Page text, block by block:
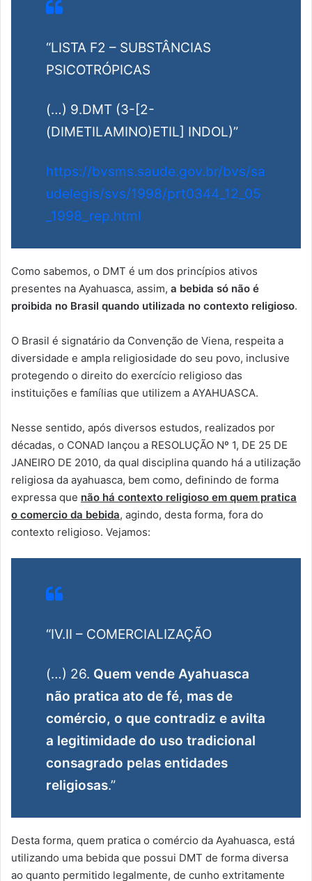
“LISTA F2 – SUBSTÂNCIAS
PSICOTRÓPICAS
(…) 9.DMT (3-[2-
(DIMETILAMINO)ETIL] INDOL)”
https://bvsms.saude.gov.br/bvs/sa
udelegis/svs/1998/prt0344_12_05
_1998_rep.html
Como sabemos, o DMT é um dos princípios ativos
presentes na Ayahuasca, assim, a bebida só não é
proibida no Brasil quando utilizada no contexto religioso.
O Brasil é signatário da Convenção de Viena, respeita a
diversidade e ampla religiosidade do seu povo, inclusive
protegendo o direito do exercício religioso das
instituições e famílias que utilizem a AYAHUASCA.
Nesse sentido, após diversos estudos, realizados por
décadas, o CONAD lançou a RESOLUÇÃO Nº 1, DE 25 DE
JANEIRO DE 2010, da qual disciplina quando há a utilização
religiosa da ayahuasca, bem como, definindo de forma
expressa que não há contexto religioso em quem pratica
o comercio da bebida, agindo, desta forma, fora do
contexto religioso. Vejamos:
“IV.II – COMERCIALIZAÇÃO
(…) 26. Quem vende Ayahuasca
não pratica ato de fé, mas de
comércio, o que contradiz e avilta
a legitimidade do uso tradicional
consagrado pelas entidades
religiosas.”
Desta forma, quem pratica o comércio da Ayahuasca, está
utilizando uma bebida que possui DMT de forma diversa
ao quanto permitido legalmente, de cunho extritamente